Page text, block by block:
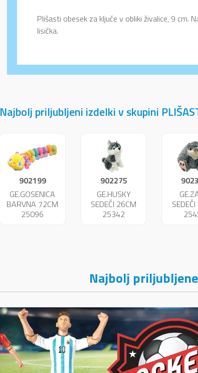
Plišasti obesek za ključe v obliki živalice, 9 cm.
lisička.
Najbolj priljubljeni izdelki v skupini
902199
GE.GOSENICA
BARVNA 72CM
25096
902275
GE.HUSKY
SEDEČI 26CM
25342
Najbolj